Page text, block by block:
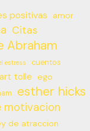
positivas
amor
Citas
Abraham
estress cuentos
tolle ego
esther hicks
motivacion
de atraccion